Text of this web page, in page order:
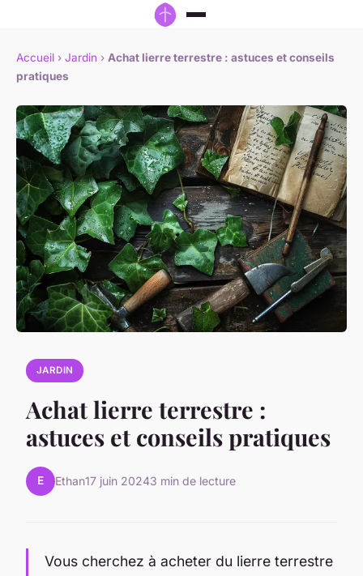
Accueil › Jardin › Achat lierre terrestre : astuces et conseils
pratiques
JARDIN
Achat lierre terrestre :
astuces et conseils pratiques
E Ethan17 juin 20243 min de lecture
Vous cherchez à acheter du lierre terrestre